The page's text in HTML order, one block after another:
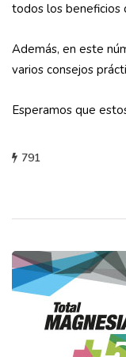
todos los beneficios
Además, en este
varios consejos
Esperamos que
791